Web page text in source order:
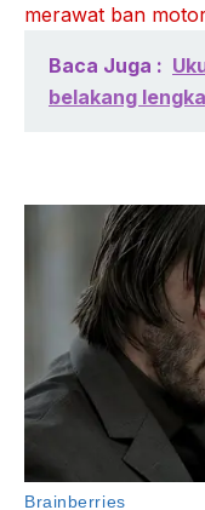
merawat ban motor
Baca Juga :
belakang